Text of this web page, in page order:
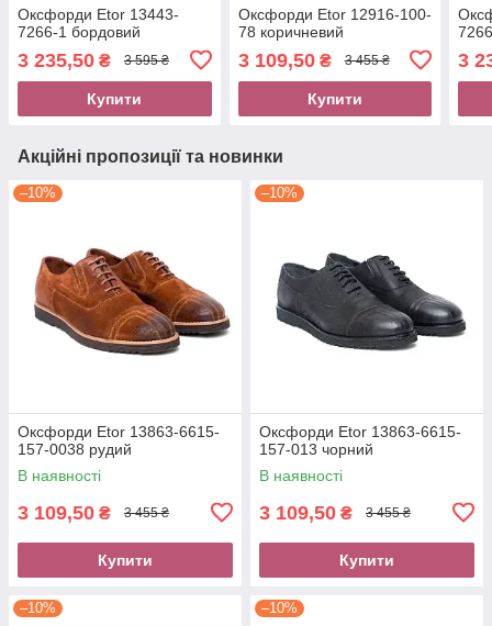
Оксфорди Etor 13443-
7266-1 бордовий
3 235,50 ₴ 3 595 ₴
Купити
Оксфорди Etor 12916-100-
78 коричневий
3 109,50₴ 3 455 ₴
Купити
3
Акційні пропозиції та новинки
–10%
Оксфорди Etor 13863-6615-
157-0038 рудий
В наявності
3 109,50 ₴ 3 455 ₴
Купити
–10%
Оксфорди Etor 13863-6615-
157-013 чорний
В наявності
3 109,50 ₴ 3 455 ₴
Купити
–10% –10%